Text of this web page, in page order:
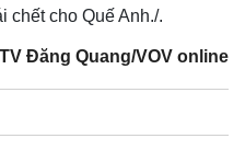
chết cho Quế Anh./.
Đăng Quang/VOV online